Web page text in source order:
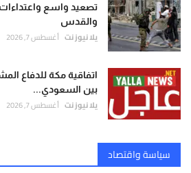
تصعيد واسع
والقدس
يلا نيوز نت أغسطس 7, 2026
اتفاقية مكة للدفاع
بين السعودي...
يلا نيوز نت أغسطس 7, 2026
سياسة واقتصاد